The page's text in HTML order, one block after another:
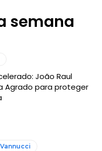
semana
João Raul
Agrado para proteger